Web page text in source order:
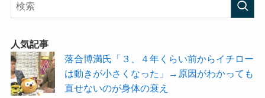
人気記事
落合博満氏「３、４年くらい前からイチロー
は動きが小さくなった」→原因がわかっても
直せないのが身体の衰え